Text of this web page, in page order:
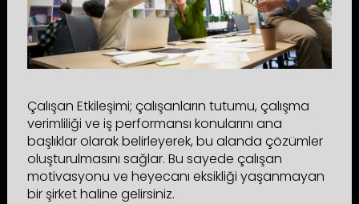
Çalışan Etkileşimi; çalışanların tutumu, çalışma
verimliliği ve iş performansı konularını ana
başlıklar olarak belirleyerek, bu alanda çözümler
oluşturulmasını sağlar. Bu sayede çalışan
motivasyonu ve heyecanı eksikliği yaşanmayan
bir şirket haline gelirsiniz.